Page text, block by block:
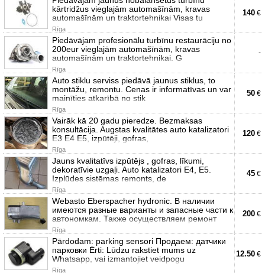
kārtridžus vieglajām automašīnām, kravas
automašīnām un traktortehnikai Visas tu
Rīga
140 €
Piedāvājam profesionālu turbīnu restaurāciju no
200eur vieglajām automašīnām, kravas
automašīnām un traktortehnikai. G
Rīga
-
Auto stiklu serviss piedāvā jaunus stiklus, to
montāžu, remontu. Cenas ir informatīvas un var
mainīties atkarībā no stik
Rīga
50 €
Vairāk kā 20 gadu pieredze. Bezmaksas
konsultācija. Augstas kvalitātes auto katalizatori
E3 E4 E5, izpūtēji, gofras,
Rīga
120 €
Jauns kvalitatīvs izpūtējs , gofras, līkumi,
dekoratīvie uzgaļi. Auto katalizatori E4, E5.
Izplūdes sistēmas remonts, de
Rīga
45 €
Webasto Eberspacher hydronic. В наличии
имеются разные варианты и запасные части к
автономкам. Также осуществляем ремонт
Rīga
200 €
Pārdodam: parking sensori Продаем: датчики
парковки Ērti: Lūdzu rakstiet mums uz
Whatsapp, vai izmantojiet veidpogu
Rīga
12.50 €